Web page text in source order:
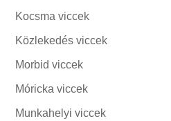
Kocsma viccek
Közlekedés viccek
Morbid viccek
Móricka viccek
Munkahelyi viccek